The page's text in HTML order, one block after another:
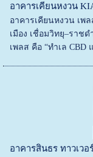
อาคารเคียนหงวน
อาคารเคียนหงวน เพ
เมือง เชื่อมวิทยุ–ราช
เพลส คือ “ทำเล
อาคารสินธร ทาวเวอ